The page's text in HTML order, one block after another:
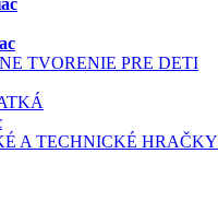
TVORENIE PRE DETI
A TECHNICKÉ HRAČKY